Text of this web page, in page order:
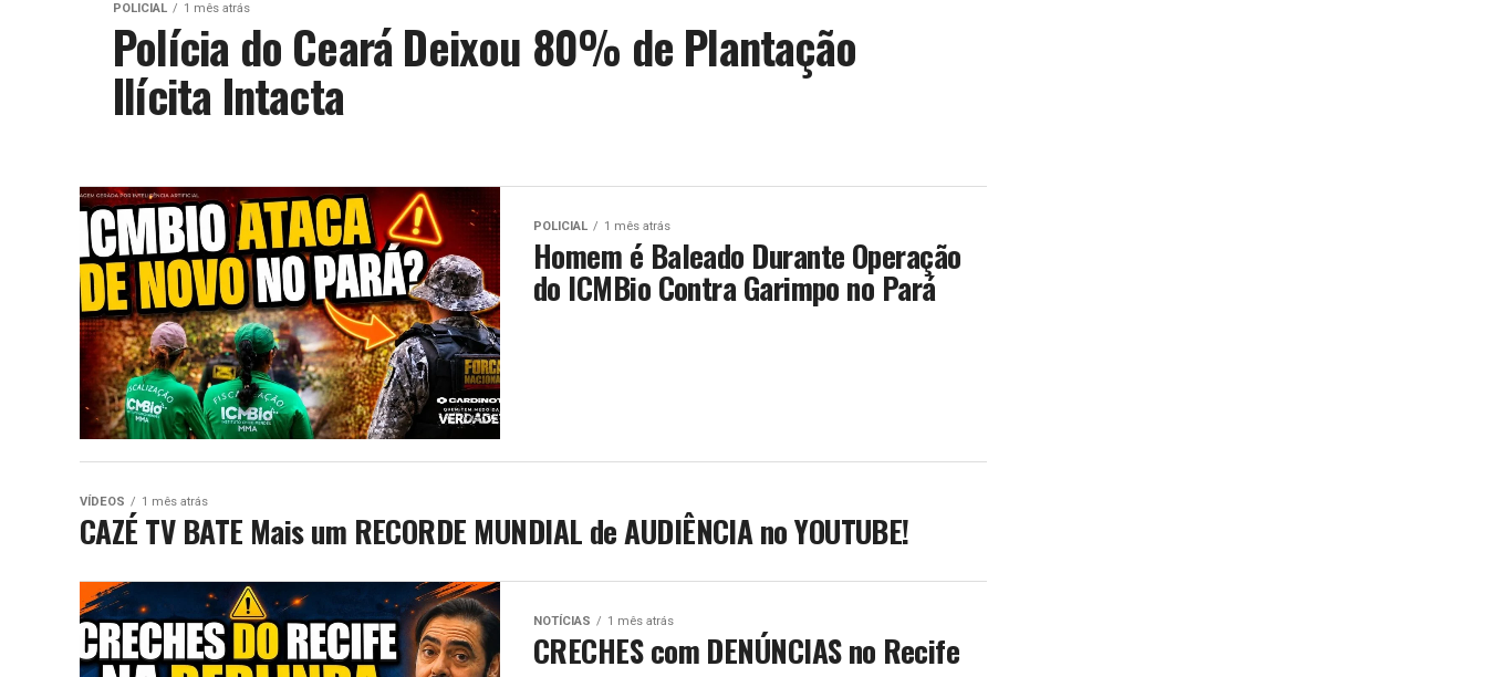
POLICIAL 1 mês atrás
Polícia do Ceará Deixou 80% de Plantação
Ilícita Intacta
POLICIAL 1 mês atrás
Homem é Baleado Durante Operação
do ICMBio Contra Garimpo no Pará
VÍDEOS 1 mês atrás
CAZÉ TV BATE Mais um RECORDE MUNDIAL de AUDIÊNCIA no YOUTUBE!
NOTÍCIAS 1 mês atrás
CRECHES com DENÚNCIAS no Recife